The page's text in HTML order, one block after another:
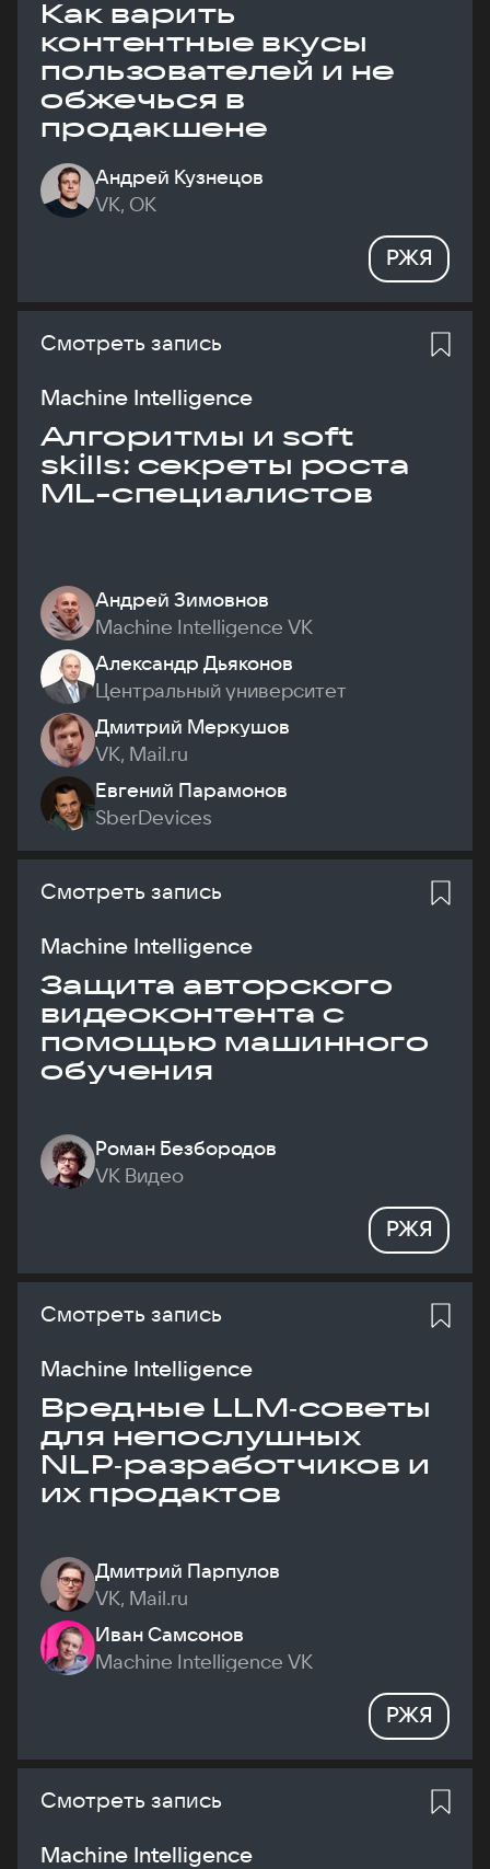
Как варить
контентные вкусы
пользователей и не
обжечься в
продакшене
Андрей Кузнецов
VK, ОК
РЖЯ
Смотреть запись
Machine Intelligence
Алгоритмы и soft
skills: секреты роста
ML-специалистов
Андрей Зимовнов
Machine Intelligence VK
Александр Дьяконов
Центральный университет
Дмитрий Меркушов
VK, Mail.ru
Евгений Парамонов
SberDevices
Смотреть запись
Machine Intelligence
Защита авторского
видеоконтента с
помощью машинного
обучения
Роман Безбородов
VK Видео
РЖЯ
Смотреть запись
Machine Intelligence
Вредные LLM‑советы
для непослушных
NLP‑разработчиков и
их продактов
Дмитрий Парпулов
VK, Mail.ru
Иван Самсонов
Machine Intelligence VK
РЖЯ
Смотреть запись
Machine Intelligence